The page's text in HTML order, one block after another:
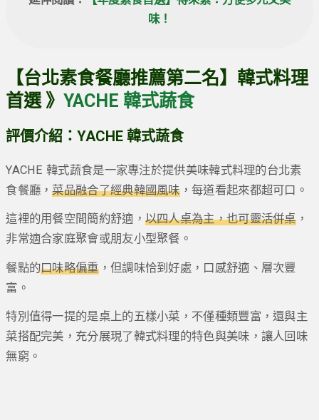
味！
【台北素食餐廳推薦第二名】韓式料理
首選 》YACHE 韓式蔬食
評價介紹：YACHE 韓式蔬食
YACHE 韓式蔬食是一家專注於提供美味韓式料理的台北素
食餐廳，菜品融合了經典韓國風味，每道看起來都超可口。
這裡的用餐空間簡約舒適， 以四人桌為主，也可靈活併桌，
非常適合家庭聚會或朋友小型聚餐。
餐點的口味略偏重，但調味恰到好處，口感舒適、層次豐
富。
特別值得一提的是桌上的五樣小菜，不僅種類豐富，還與主
菜搭配完美，充分展現了韓式料理的特色與美味，讓人回味
無窮。